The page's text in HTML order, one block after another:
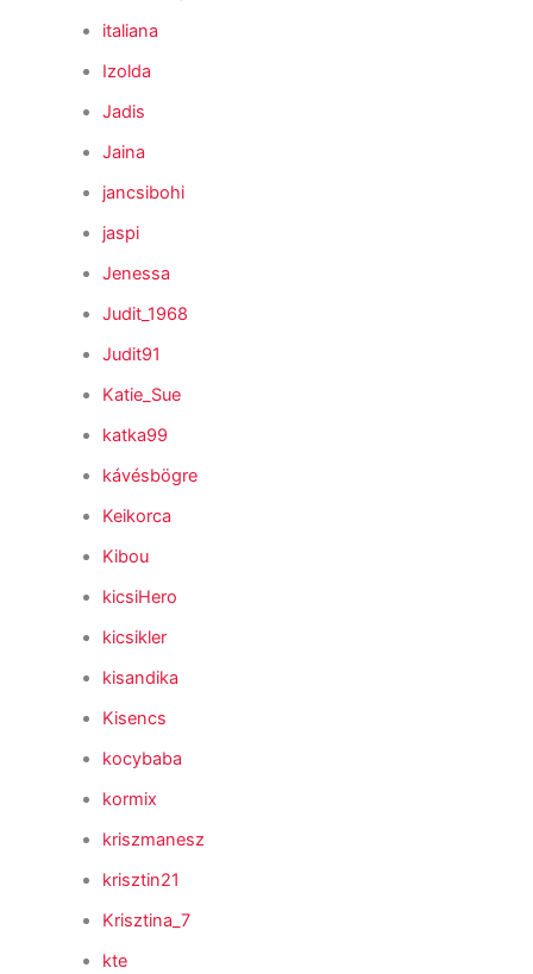
italiana
Izolda
Jadis
Jaina
jancsibohi
jaspi
Jenessa
Judit_1968
Judit91
Katie_Sue
katka99
kávésbögre
Keikorca
Kibou
kicsiHero
kicsikler
kisandika
Kisencs
kocybaba
kormix
kriszmanesz
krisztin21
Krisztina_7
kte